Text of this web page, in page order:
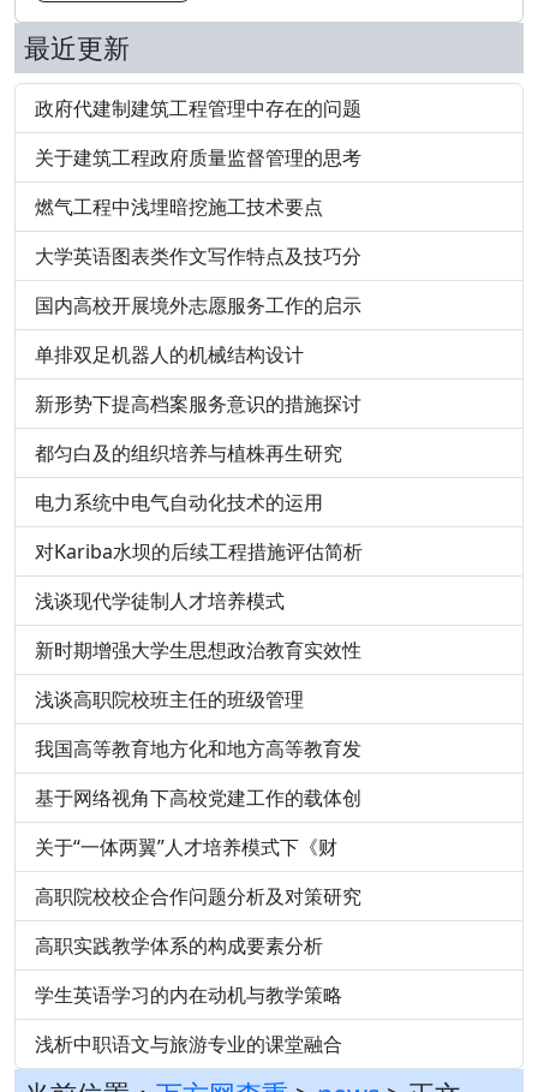
最近更新
政府代建制建筑工程管理中存在的问题
关于建筑工程政府质量监督管理的思考
燃气工程中浅埋暗挖施工技术要点
大学英语图表类作文写作特点及技巧分
国内高校开展境外志愿服务工作的启示
单排双足机器人的机械结构设计
新形势下提高档案服务意识的措施探讨
都匀白及的组织培养与植株再生研究
电力系统中电气自动化技术的运用
对Kariba水坝的后续工程措施评估简析
浅谈现代学徒制人才培养模式
新时期增强大学生思想政治教育实效性
浅谈高职院校班主任的班级管理
我国高等教育地方化和地方高等教育发
基于网络视角下高校党建工作的载体创
关于“一体两翼”人才培养模式下《财
高职院校校企合作问题分析及对策研究
高职实践教学体系的构成要素分析
学生英语学习的内在动机与教学策略
浅析中职语文与旅游专业的课堂融合